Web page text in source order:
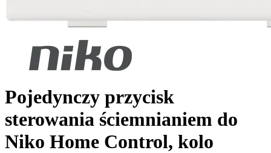
Pojedynczy przycisk
sterowania ściemnianiem do
Niko Home Control, kolo